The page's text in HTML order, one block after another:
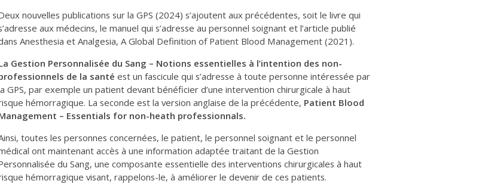
nouvelles publications sur la GPS (2024) s’ajoutent aux précédentes, soit le livre qui
aux médecins, le manuel qui s’adresse au personnel soignant et l’article publié
Anesthesia et Analgesia, A Global Definition of Patient Blood Management (2021).
Gestion Personnalisée du Sang – Notions essentielles à l’intention des non-
de la santé est un fascicule qui s’adresse à toute personne intéressée par
GPS, par exemple un patient devant bénéficier d’une intervention chirurgicale à haut
hémorragique. La seconde est la version anglaise de la précédente, Patient Blood
– Essentials for non-heath professionnals.
toutes les personnes concernées, le patient, le personnel soignant et le personnel
ont maintenant accès à une information adaptée traitant de la Gestion
du Sang, une composante essentielle des interventions chirurgicales à haut
hémorragique visant, rappelons-le, à améliorer le devenir de ces patients.